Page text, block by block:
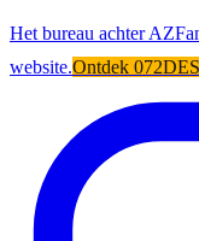
Het bureau achter
website.Ontdek